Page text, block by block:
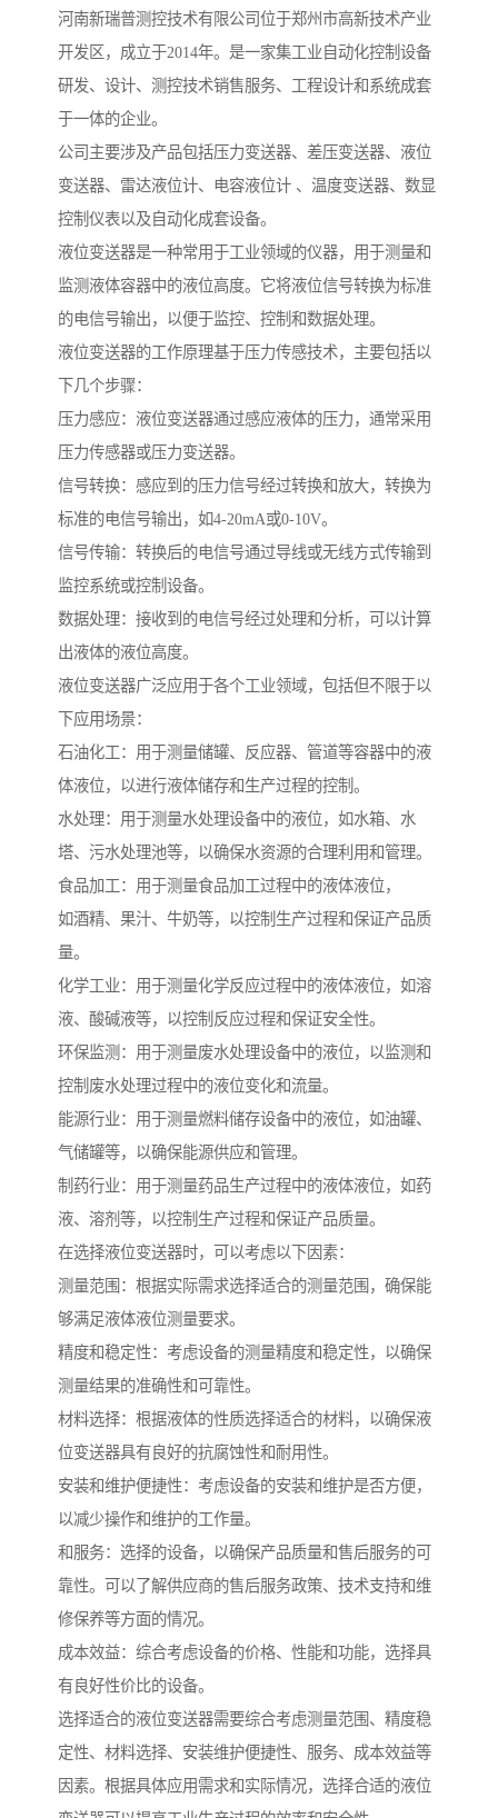
河南新瑞普测控技术有限公司位于郑州市高新技术产业
开发区，成立于2014年。是一家集工业自动化控制设备
研发、设计、测控技术销售服务、工程设计和系统成套
于一体的企业。
公司主要涉及产品包括压力变送器、差压变送器、液位
变送器、雷达液位计、电容液位计 、温度变送器、数显
控制仪表以及自动化成套设备。
液位变送器是一种常用于工业领域的仪器，用于测量和
监测液体容器中的液位高度。它将液位信号转换为标准
的电信号输出，以便于监控、控制和数据处理。
液位变送器的工作原理基于压力传感技术，主要包括以
下几个步骤：
压力感应：液位变送器通过感应液体的压力，通常采用
压力传感器或压力变送器。
信号转换：感应到的压力信号经过转换和放大，转换为
标准的电信号输出，如4-20mA或0-10V。
信号传输：转换后的电信号通过导线或无线方式传输到
监控系统或控制设备。
数据处理：接收到的电信号经过处理和分析，可以计算
出液体的液位高度。
液位变送器广泛应用于各个工业领域，包括但不限于以
下应用场景：
石油化工：用于测量储罐、反应器、管道等容器中的液
体液位，以进行液体储存和生产过程的控制。
水处理：用于测量水处理设备中的液位，如水箱、水
塔、污水处理池等，以确保水资源的合理利用和管理。
食品加工：用于测量食品加工过程中的液体液位，
如酒精、果汁、牛奶等，以控制生产过程和保证产品质
量。
化学工业：用于测量化学反应过程中的液体液位，如溶
液、酸碱液等，以控制反应过程和保证安全性。
环保监测：用于测量废水处理设备中的液位，以监测和
控制废水处理过程中的液位变化和流量。
能源行业：用于测量燃料储存设备中的液位，如油罐、
气储罐等，以确保能源供应和管理。
制药行业：用于测量药品生产过程中的液体液位，如药
液、溶剂等，以控制生产过程和保证产品质量。
在选择液位变送器时，可以考虑以下因素：
测量范围：根据实际需求选择适合的测量范围，确保能
够满足液体液位测量要求。
精度和稳定性：考虑设备的测量精度和稳定性，以确保
测量结果的准确性和可靠性。
材料选择：根据液体的性质选择适合的材料，以确保液
位变送器具有良好的抗腐蚀性和耐用性。
安装和维护便捷性：考虑设备的安装和维护是否方便，
以减少操作和维护的工作量。
和服务：选择的设备，以确保产品质量和售后服务的可
靠性。可以了解供应商的售后服务政策、技术支持和维
修保养等方面的情况。
成本效益：综合考虑设备的价格、性能和功能，选择具
有良好性价比的设备。
选择适合的液位变送器需要综合考虑测量范围、精度稳
定性、材料选择、安装维护便捷性、服务、成本效益等
因素。根据具体应用需求和实际情况，选择合适的液位